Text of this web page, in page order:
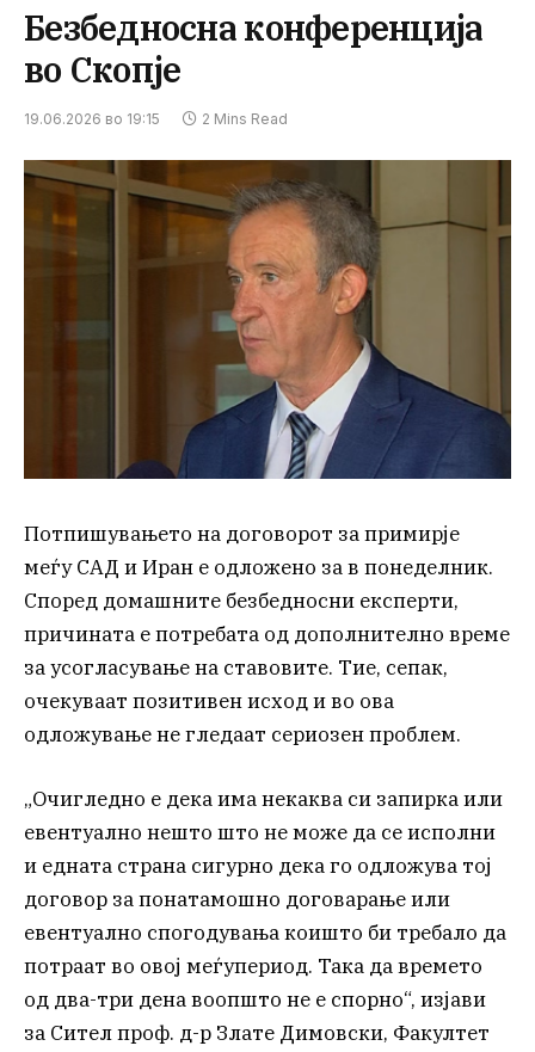
Безбедносна конференција
во Скопје
19.06.2026 во 19:15 2 Mins Read
Потпишувањето на договорот за примирје
меѓу САД и Иран е одложено за в понеделник.
Според домашните безбедносни експерти,
причината е потребата од дополнително време
за усогласување на ставовите. Тие, сепак,
очекуваат позитивен исход и во ова
одложување не гледаат сериозен проблем.
„Очигледно е дека има некаква си запирка или
евентуално нешто што не може да се исполни
и едната страна сигурно дека го одложува тој
договор за понатамошно договарање или
евентуално спогодувања коишто би требало да
потраат во овој меѓупериод. Така да времето
од два-три дена воопшто не е спорно“, изјави
за Сител проф. д-р Злате Димовски, Факултет